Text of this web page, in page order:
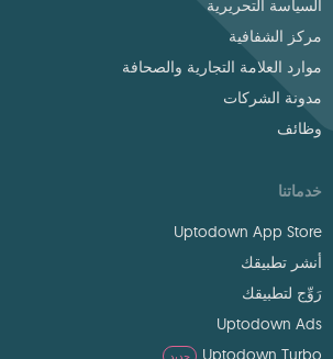
السياسة التحريرية
مركز الشفافية
موارد العلامة التجارية والصحافة
مدونة الشركات
وظائف
خدماتنا
Uptodown App Store
أنشر تطبيقك
رَوِّج لتطبيقك
Uptodown Ads
Uptodown Turbo